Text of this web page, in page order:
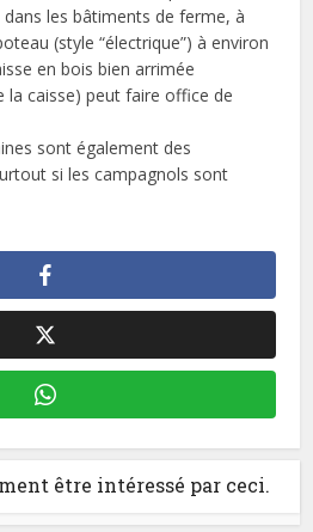
les bâtiments de ferme, à
(style “électrique”) à environ
en bois bien arrimée
la caisse) peut faire office de
sont également des
si les campagnols sont
être intéressé par ceci.